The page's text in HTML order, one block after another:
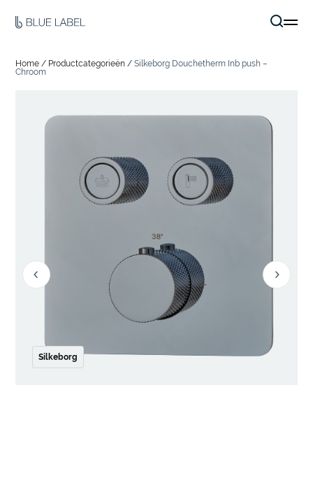
Home / Productcategorieën /Silkeborg Douchetherm Inb push –
Chroom
Silkeborg